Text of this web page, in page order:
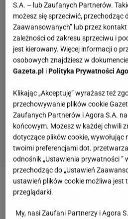
Zobacz wideo
S.A. – lub Zaufanych Partnerów.
możesz się sprzeciwić, przechodząc
Zaawansowanych” lub przez
zależności od zakresu sprzeciwu i
jest kierowany. Więcej informacji o
osobowych znajdziesz w
Gazeta.pl iPolityka Prywatności
Klikając „Akceptuję” wyrażasz też
przechowywanie plików cookie
Zaufanych Partnerów i Agora S.A.
końcowym. Możesz w każdej chwili
dotyczące plików cookie, wywołując
twoimi preferencjami dot.
odnośnik „Ustawienia prywatności ”
przechodząc do „Ustawień
ustawień plików cookie możliwa jest
przeglądarki.
My, nasi Zaufani Partnerzy i Agora